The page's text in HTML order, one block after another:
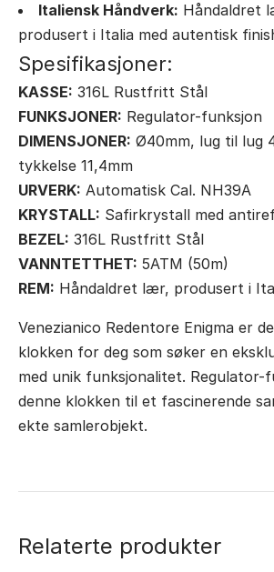
Italiensk Håndverk: Håndaldret
produsert i Italia med autentisk
Spesifikasjoner:
KASSE: 316L Rustfritt Stål
FUNKSJONER: Regulator-funksjon
DIMENSJONER: Ø40mm, lug til lug
tykkelse 11,4mm
URVERK: Automatisk Cal. NH39A
KRYSTALL: Safirkrystall med
BEZEL: 316L Rustfritt Stål
VANNTETTHET: 5ATM (50m)
REM: Håndaldret lær, produsert i
Venezianico Redentore Enigma er
klokken for deg som søker en
med unik funksjonalitet. Regulator-
denne klokken til et fascinerende
ekte samlerobjekt.
Relaterte produkter